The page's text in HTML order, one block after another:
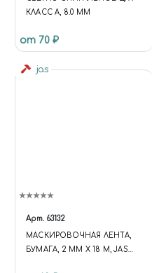
КЛАСС А, 8.0 ММ
от 70 ₽
jas
Арт. 63132
МАСКИРОВОЧНАЯ ЛЕНТА,
БУМАГА, 2 ММ Х 18 М, JAS